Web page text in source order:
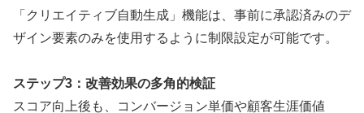
「クリエイティブ自動生成」機能は、事前に承認済みのデ
ザイン要素のみを使用するように制限設定が可能です。
ステップ3：改善効果の多角的検証
スコア向上後も、コンバージョン単価や顧客生涯価値